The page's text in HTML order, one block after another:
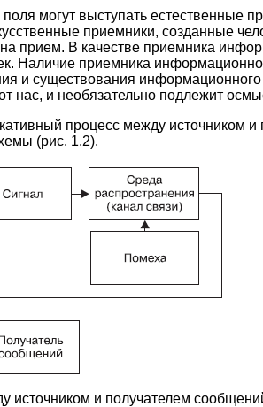
могут выступать естественные
приемники, созданные
прием. В качестве приемника
Наличие приемника
и существования информационного
нас, и необязательно подлежит
процесс между источником
(рис. 1.2).
источником и получателем